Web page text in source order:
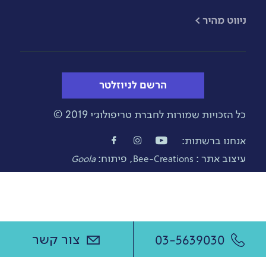
​ניווט מהיר >
הרשם לניוזלטר
כל הזכויות שמורות לחברת טריפולוג׳י 2019 ©
עיצוב אתר : Bee-Creations, פיתוח:Goola
אנחנו ברשתות:
03-5639030 צור קשר